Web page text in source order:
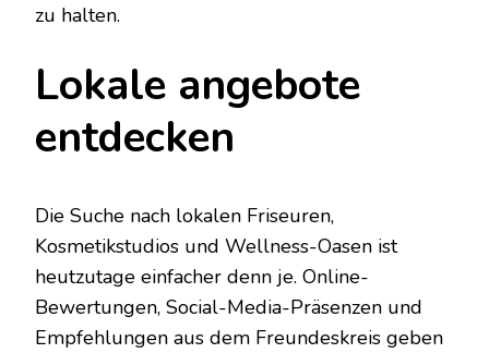
zu halten.
Lokale angebote
entdecken
Die Suche nach lokalen Friseuren,
Kosmetikstudios und Wellness-Oasen ist
heutzutage einfacher denn je. Online-
Bewertungen, Social-Media-Präsenzen und
Empfehlungen aus dem Freundeskreis geben